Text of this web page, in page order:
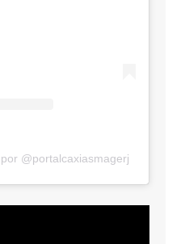
@portalcaxiasmagerj